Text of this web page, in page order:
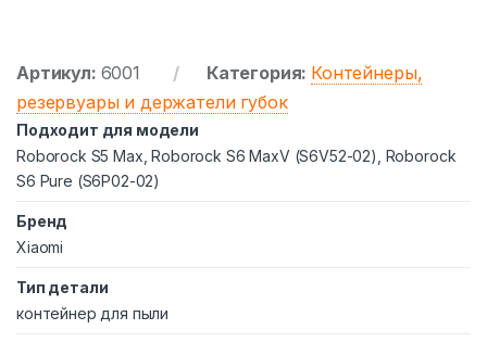
Артикул: 6001 Категория: Контейнеры,
резервуары и держатели губок
Подходит для модели
Roborock S5 Max, Roborock S6 MaxV (S6V52-02), Roborock
S6 Pure (S6P02-02)
Бренд
Xiaomi
Тип детали
контейнер для пыли